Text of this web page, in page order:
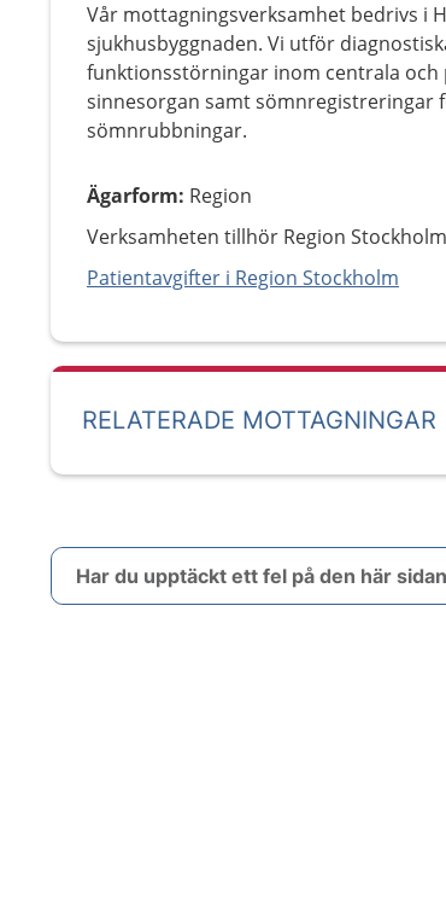
Vår mottagningsverksamhet bedrivs i
sjukhusbyggnaden. Vi utför
funktionsstörningar inom centrala och
sinnesorgan samt sömnregistreringar
sömnrubbningar.
Ägarform: Region
Verksamheten tillhör Region
Patientavgifter i Region Stockholm
RELATERADE MOTTAGNINGAR
Har du upptäckt ett fel på den här